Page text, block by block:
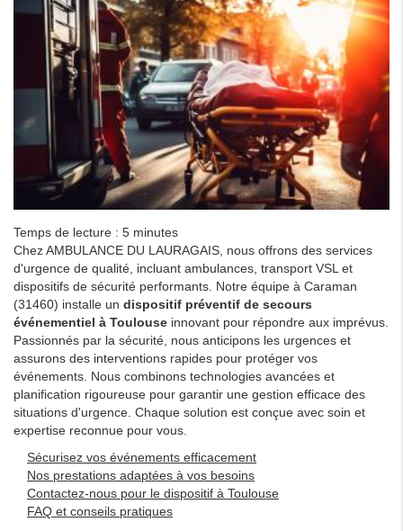
Temps de lecture : 5 minutes
Chez AMBULANCE DU LAURAGAIS, nous offrons des services
d'urgence de qualité, incluant ambulances, transport VSL et
dispositifs de sécurité performants. Notre équipe à Caraman
(31460) installe un dispositif préventif de secours
événementiel à Toulouse innovant pour répondre aux imprévus.
Passionnés par la sécurité, nous anticipons les urgences et
assurons des interventions rapides pour protéger vos
événements. Nous combinons technologies avancées et
planification rigoureuse pour garantir une gestion efficace des
situations d'urgence. Chaque solution est conçue avec soin et
expertise reconnue pour vous.
Sécurisez vos événements efficacement
Nos prestations adaptées à vos besoins
Contactez-nous pour le dispositif à Toulouse
FAQ et conseils pratiques